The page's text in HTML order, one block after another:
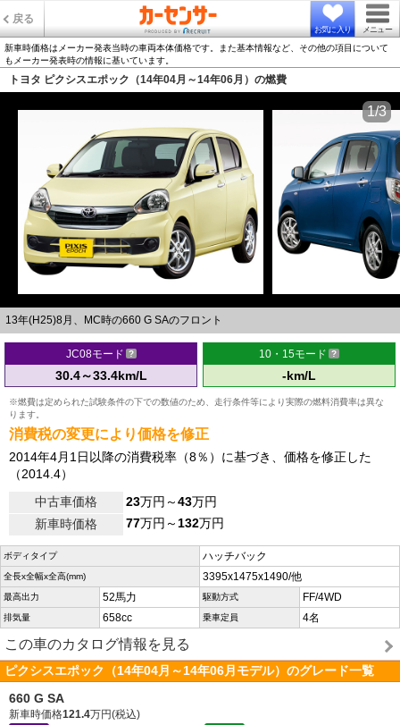
戻る
お気に入り メニュー
新車時価格はメーカー発表当時の車両本体価格です。また基本情報など、その他の項目について
もメーカー発表時の情報に基いています。
トヨタ ピクシスエポック（14年04月～14年06月）の燃費
13年(H25)8月、MC時の660 G SAのフロント
1/3
JC08モード
30.4～33.4km/L
10・15モード
-km/L
※燃費は定められた試験条件の下での数値のため、走行条件等により実際の燃料消費率は異な
ります。
消費税の変更により価格を修正
2014年4月1日以降の消費税率（8％）に基づき、価格を修正した
（2014.4）
中古車価格
23万円～43万円
新車時価格
77万円～132万円
ボディタイプ ハッチバック
全長x全幅x全高(mm) 3395x1475x1490/他
最高出力 52馬力 駆動方式 FF/4WD
排気量 658cc 乗車定員 4名
この車のカタログ情報を見る
ピクシスエポック（14年04月～14年06月モデル）のグレード一覧
660 G SA
新車時価格121.4万円(税込)